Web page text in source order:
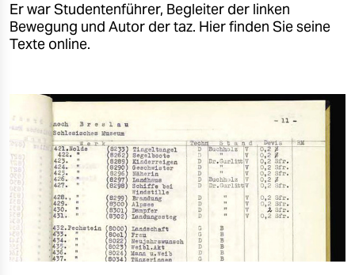
Er war Studentenführer, Begleiter der linken
Bewegung und Autor der taz. Hier finden Sie seine
Texte online.